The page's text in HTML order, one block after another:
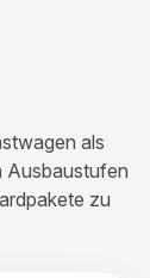
als
Ausbaustufen
zu